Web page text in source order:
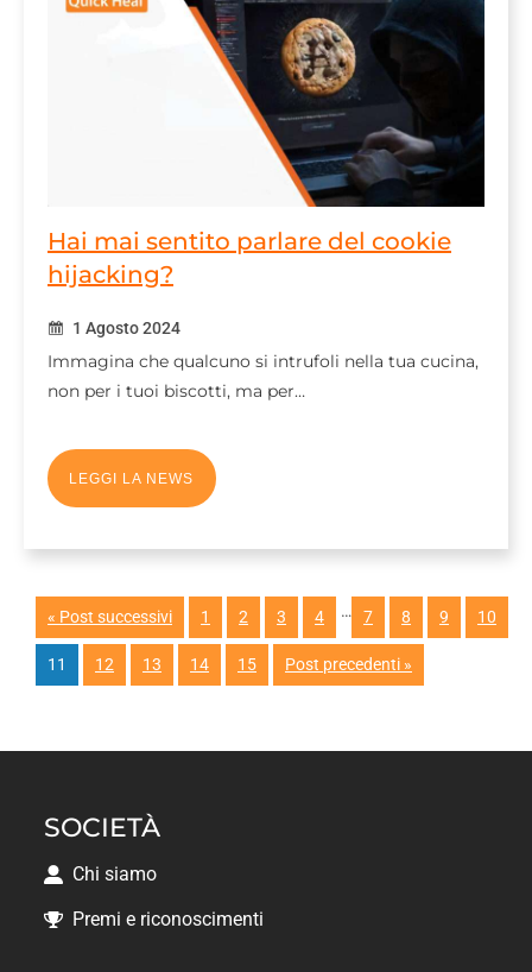
Hai mai sentito parlare del cookie
hijacking?
1 Agosto 2024
Immagina che qualcuno si intrufoli nella tua cucina,
non per i tuoi biscotti, ma per…
LEGGI LA NEWS
« Post successivi 1 2 3 4 … 7 8 9 10
11 12 13 14 15 Post precedenti »
SOCIETÀ
Chi siamo
Premi e riconoscimenti